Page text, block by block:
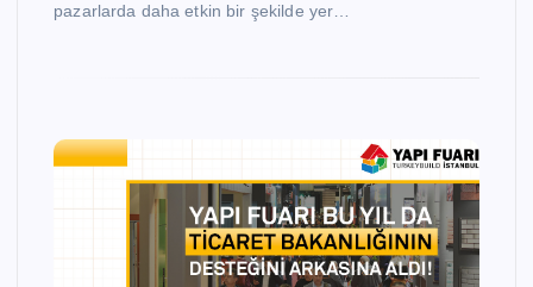
pazarlarda daha etkin bir şekilde yer…